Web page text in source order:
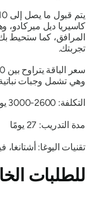
كاسيريا ديل ميركادو،
المرافق، كما ستحيط بك
تجربتك.
وهي تشمل وجبات نباتية.
التكلفة: 2600-3000 يورو
مدة التدريب: 27 يومًا
تقنيات اليوغا: أشتانغا،
للطلبات